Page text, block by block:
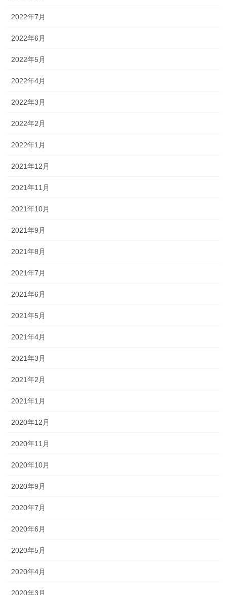
2022年7月
2022年6月
2022年5月
2022年4月
2022年3月
2022年2月
2022年1月
2021年12月
2021年11月
2021年10月
2021年9月
2021年8月
2021年7月
2021年6月
2021年5月
2021年4月
2021年3月
2021年2月
2021年1月
2020年12月
2020年11月
2020年10月
2020年9月
2020年7月
2020年6月
2020年5月
2020年4月
2020年3月